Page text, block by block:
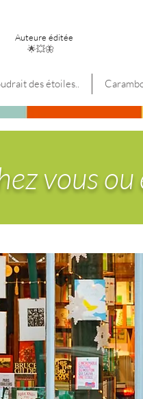
Auteure éditée
🌟💥🦋
des étoiles..
vous